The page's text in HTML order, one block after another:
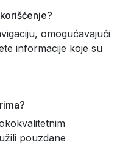
omogućavajući
informacije koje su
pouzdane